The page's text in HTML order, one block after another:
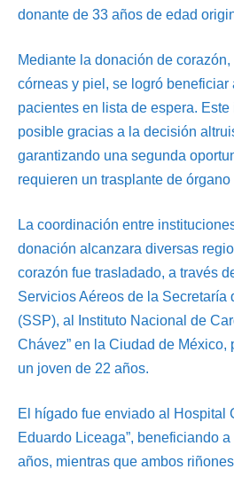
donante de 33 años de edad
Mediante la donación de
córneas y piel, se logró beneficiar
pacientes en lista de espera.
posible gracias a la decisión
garantizando una segunda
requieren un trasplante de órgano
La coordinación entre
donación alcanzara diversas
corazón fue trasladado, a través
Servicios Aéreos de la Secretaría
(SSP), al Instituto Nacional de
Chávez” en la Ciudad de México,
un joven de 22 años.
El hígado fue enviado al Hospital
Eduardo Liceaga”, beneficiando
años, mientras que ambos